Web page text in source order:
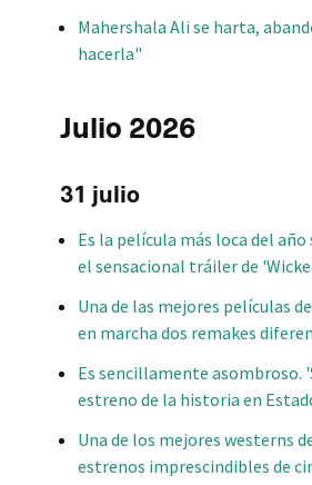
Mahershala Ali se harta,
hacerla"
Julio 2026
31 julio
Es la película más loca del
el sensacional tráiler de
Una de las mejores películas
en marcha dos remakes
Es sencillamente asombroso.
estreno de la historia en
Una de los mejores westerns
estrenos imprescindibles de